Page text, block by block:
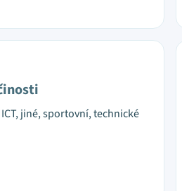
jiné, sportovní, technické